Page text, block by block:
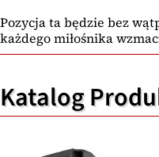
Pozycja ta będzie bez
każdego miłośnika
Katalog